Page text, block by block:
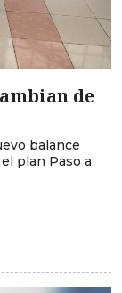
de
balance
plan Paso a